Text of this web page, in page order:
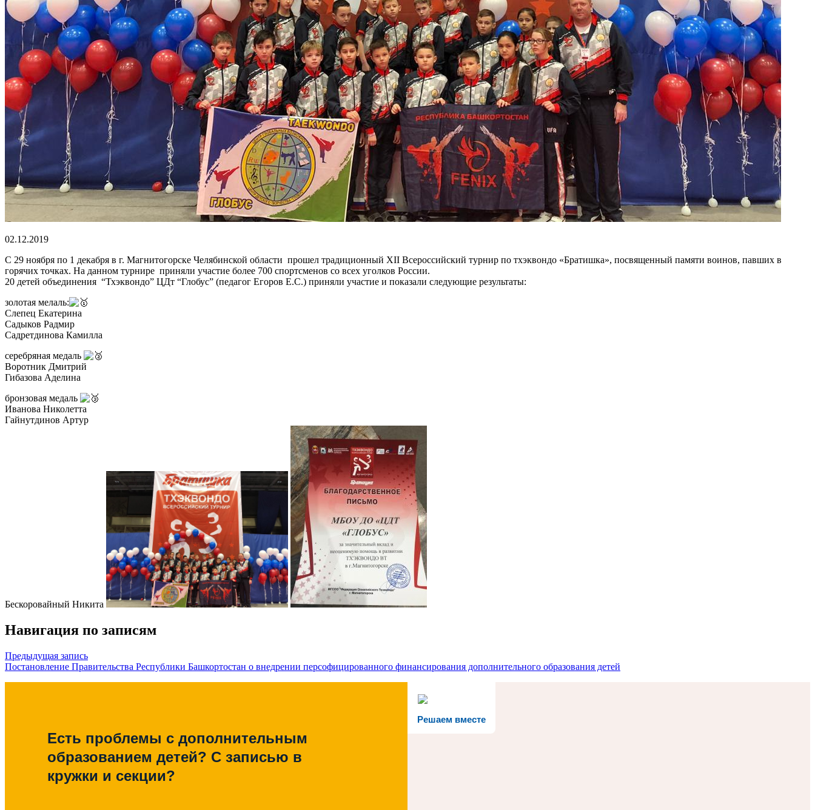
02.12.2019
С 29 ноября по 1 декабря в г. Магнитогорске Челябинской области прошел традиционный XII Всероссийский турнир по тхэквондо «Братишка», посвященный памяти воинов, павших в
горячих точках. На данном турнире приняли участие более 700 спортсменов со всех уголков России.
20 детей объединения “Тхэквондо” ЦДт “Глобус” (педагог Егоров Е.С.) приняли участие и показали следующие результаты:
золотая мелаль:
Слепец Екатерина
Садыков Радмир
Садретдинова Камилла
серебряная медаль
Воротник Дмитрий
Гибазова Аделина
бронзовая медаль
Иванова Николетта
Гайнутдинов Артур
Бескоровайный Никита
Навигация по записям
Предыдущая запись
Постановление Правительства Республики Башкортостан о внедрении персофицированного финансирования дополнительного образования детей
Решаем вместе
Есть проблемы с дополнительным
образованием детей? С записью в
кружки и секции?